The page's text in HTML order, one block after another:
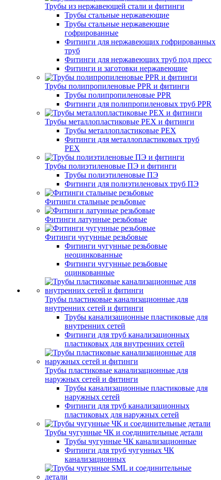
Трубы из нержавеющей стали и фитинги
Трубы стальные нержавеющие
Трубы стальные нержавеющие
гофрированные
Фитинги для нержавеющих гофрированных
труб
Фитинги для нержавеющих труб под пресс
Фитинги и заготовки нержавеющие
Трубы полипропиленовые PPR и фитинги
Трубы полипропиленовые PPR
Фитинги для полипропиленовых труб PPR
Трубы металлопластиковые PEX и фитинги
Трубы металлопластиковые PEX
Фитинги для металлопластиковых труб
PEX
Трубы полиэтиленовые ПЭ и фитинги
Трубы полиэтиленовые ПЭ
Фитинги для полиэтиленовых труб ПЭ
Фитинги стальные резьбовые
Фитинги латунные резьбовые
Фитинги чугунные резьбовые
Фитинги чугунные резьбовые
неоцинкованные
Фитинги чугунные резьбовые
оцинкованные
Трубы пластиковые канализационные для
внутренних сетей и фитинги
Трубы канализационные пластиковые для
внутренних сетей
Фитинги для труб канализационных
пластиковых для внутренних сетей
Трубы пластиковые канализационные для
наружных сетей и фитинги
Трубы канализационные пластиковые для
наружных сетей
Фитинги для труб канализационных
пластиковых для наружных сетей
Трубы чугунные ЧК и соединительные детали
Трубы чугунные ЧК канализационные
Фитинги для труб чугунных ЧК
канализационных